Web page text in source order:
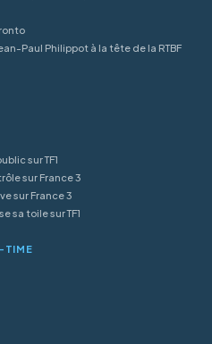
Paul Philippot à la tête de la RTBF
sur TF1
sur France 3
sur France 3
sa toile sur TF1
TIME